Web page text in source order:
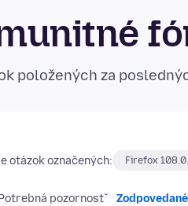
položených za
otázok označených: Firefox
pozornosť Zodpovedané